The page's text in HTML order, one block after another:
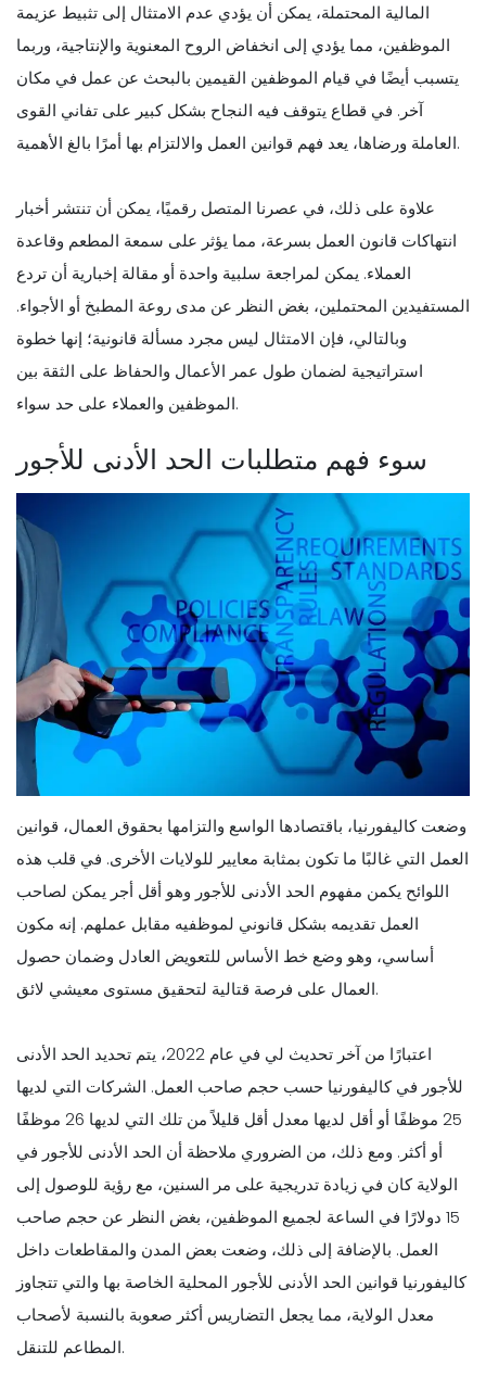
المالية المحتملة، يمكن أن يؤدي عدم الامتثال إلى تثبيط عزيمة
الموظفين، مما يؤدي إلى انخفاض الروح المعنوية والإنتاجية، وربما
يتسبب أيضًا في قيام الموظفين القيمين بالبحث عن عمل في مكان
آخر. في قطاع يتوقف فيه النجاح بشكل كبير على تفاني القوى
العاملة ورضاها، يعد فهم قوانين العمل والالتزام بها أمرًا بالغ الأهمية.
علاوة على ذلك، في عصرنا المتصل رقميًا، يمكن أن تنتشر أخبار
انتهاكات قانون العمل بسرعة، مما يؤثر على سمعة المطعم وقاعدة
العملاء. يمكن لمراجعة سلبية واحدة أو مقالة إخبارية أن تردع
المستفيدين المحتملين، بغض النظر عن مدى روعة المطبخ أو الأجواء.
وبالتالي، فإن الامتثال ليس مجرد مسألة قانونية؛ إنها خطوة
استراتيجية لضمان طول عمر الأعمال والحفاظ على الثقة بين
الموظفين والعملاء على حد سواء.
سوء فهم متطلبات الحد الأدنى للأجور
وضعت كاليفورنيا، باقتصادها الواسع والتزامها بحقوق العمال، قوانين
العمل التي غالبًا ما تكون بمثابة معايير للولايات الأخرى. في قلب هذه
اللوائح يكمن مفهوم الحد الأدنى للأجور وهو أقل أجر يمكن لصاحب
العمل تقديمه بشكل قانوني لموظفيه مقابل عملهم. إنه مكون
أساسي، وهو وضع خط الأساس للتعويض العادل وضمان حصول
العمال على فرصة قتالية لتحقيق مستوى معيشي لائق.
اعتبارًا من آخر تحديث لي في عام 2022، يتم تحديد الحد الأدنى
للأجور في كاليفورنيا حسب حجم صاحب العمل. الشركات التي لديها
25 موظفًا أو أقل لديها معدل أقل قليلاً من تلك التي لديها 26 موظفًا
أو أكثر. ومع ذلك، من الضروري ملاحظة أن الحد الأدنى للأجور في
الولاية كان في زيادة تدريجية على مر السنين، مع رؤية للوصول إلى
15 دولارًا في الساعة لجميع الموظفين، بغض النظر عن حجم صاحب
العمل. بالإضافة إلى ذلك، وضعت بعض المدن والمقاطعات داخل
كاليفورنيا قوانين الحد الأدنى للأجور المحلية الخاصة بها والتي تتجاوز
معدل الولاية، مما يجعل التضاريس أكثر صعوبة بالنسبة لأصحاب
المطاعم للتنقل.